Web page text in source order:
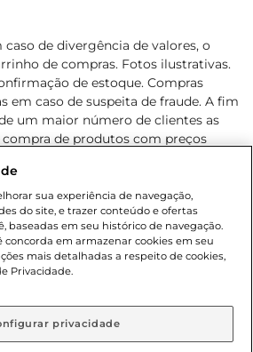
caso de divergência de valores, o
de compras. Fotos ilustrativas.
de estoque. Compras
em caso de suspeita de fraude. A fim
um maior número de clientes as
compra de produtos com preços
e condições são exclusivos para
durante o dia de hoje, podendo
prévia notificação. Proibida a venda
para menores de 18 anos, conforme
inciso II (Estatuto da Criança e do
condições exclusivos para o
para as compras on-line é de
sua experiência de navegação,
do site, e trazer conteúdo e ofertas
baseadas em seu histórico de navegação.
concorda em armazenar cookies em seu
mais detalhadas a respeito de cookies,
Privacidade.
privacidade